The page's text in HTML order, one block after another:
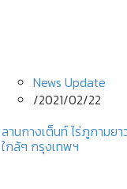
News Update
/2021/02/22
ลานกางเต็นท์ ไร่ภูกามย
ใกล้ๆ กรุงเทพฯ